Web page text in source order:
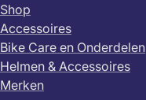
Shop
Accessoires
Bike Care en Onderdelen
Helmen & Accessoires
Merken